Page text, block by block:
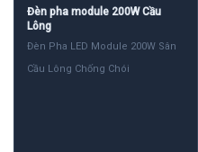
Đèn pha module 200W Cầu
Lông
Đèn Pha LED Module 200W Sân
Cầu Lông Chống Chói